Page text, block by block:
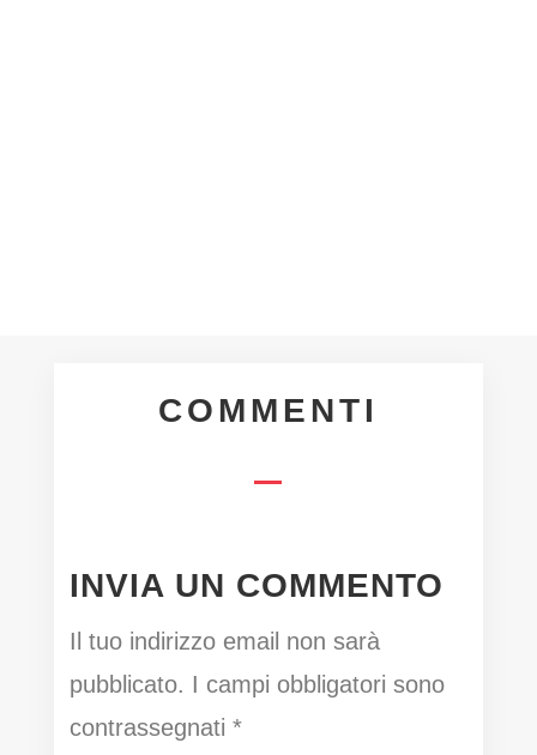
COMMENTI
INVIA UN COMMENTO
Il tuo indirizzo email non sarà
pubblicato. I campi obbligatori sono
contrassegnati*